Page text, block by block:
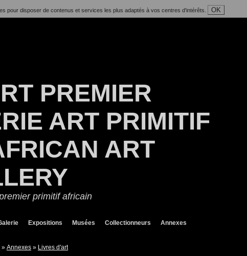
pour disposer de contenus et services les plus adaptés à vos centres d'intérêts. OK
PREMIER
ART PRIMITIF
ART
primitif africain
Expositions Musées Collectionneurs Annexes
» Annexes » Livres d'art